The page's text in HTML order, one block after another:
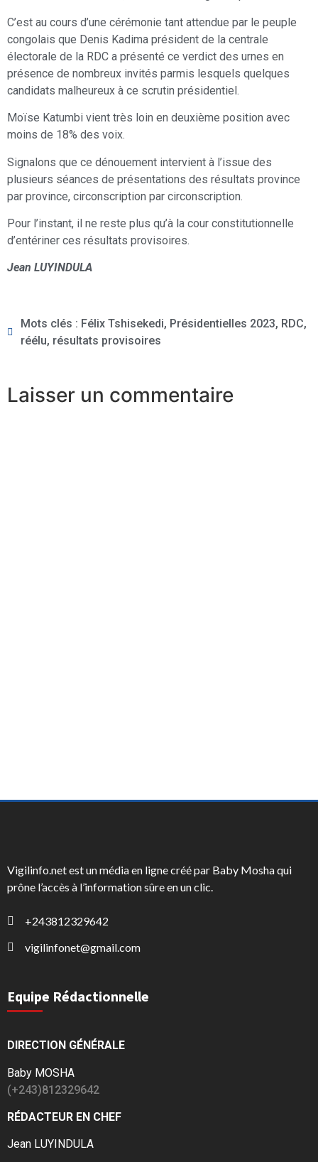
C’est au cours d’une cérémonie tant attendue par le peuple
congolais que Denis Kadima président de la centrale
électorale de la RDC a présenté ce verdict des urnes en
présence de nombreux invités parmis lesquels quelques
candidats malheureux à ce scrutin présidentiel.
Moïse Katumbi vient très loin en deuxième position avec
moins de 18% des voix.
Signalons que ce dénouement intervient à l’issue des
plusieurs séances de présentations des résultats province
par province, circonscription par circonscription.
Pour l’instant, il ne reste plus qu’à la cour constitutionnelle
d’entériner ces résultats provisoires.
Jean LUYINDULA
Mots clés : Félix Tshisekedi, Présidentielles 2023, RDC,
réélu, résultats provisoires
Laisser un commentaire
Vigilinfo.net est un média en ligne créé par Baby Mosha qui
prône l’accès à l’information sûre en un clic.
+243812329642
vigilinfonet@gmail.com
Equipe Rédactionnelle
DIRECTION GÉNÉRALE
Baby MOSHA
(+243)812329642
RÉDACTEUR EN CHEF
Jean LUYINDULA